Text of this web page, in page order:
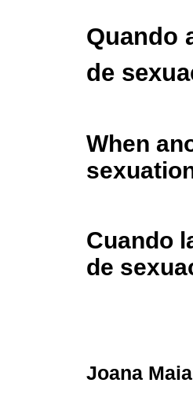
Quando
de
When
Cuando
de
Joana